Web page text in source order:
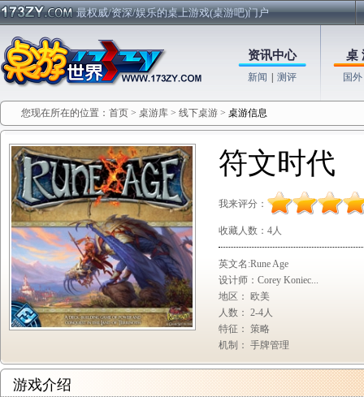
最权威/资深/娱乐的桌上游戏(桌游吧)门户
资讯中心
新闻 测评
桌
国外
您现在所在的位置： 首页 > 桌游库 > 线下桌游 > 桌游信息
符文时代
我来评分：
收藏人数： 4人
英文名:Rune Age
设计师：Corey Koniec...
地区： 欧美
人数： 2-4人
特征： 策略
机制： 手牌管理
游戏介绍